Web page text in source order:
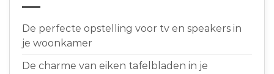
De perfecte opstelling voor tv en speakers in
je woonkamer
De charme van eiken tafelbladen in je